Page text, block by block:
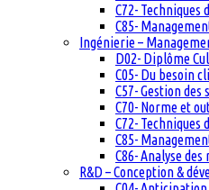
C72- Techniques
C85-
Ingénierie –
D02- Diplôme
C05- Du besoin
C57- Gestion
C70- Norme et
C72- Techniques
C85-
C86- Analyse
R&D – Conception &